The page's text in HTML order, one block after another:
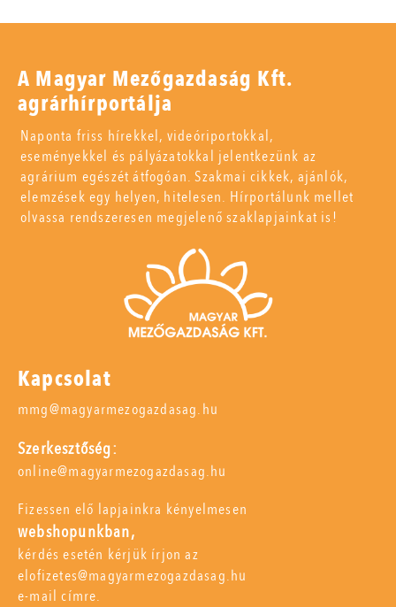
A Magyar Mezőgazdaság Kft.
agrárhírportálja
Naponta friss hírekkel, videóriportokkal,
eseményekkel és pályázatokkal jelentkezünk az
agrárium egészét átfogóan. Szakmai cikkek, ajánlók,
elemzések egy helyen, hitelesen. Hírportálunk mellet
olvassa rendszeresen megjelenő szaklapjainkat is!
Kapcsolat
mmg@magyarmezogazdasag.hu
Szerkesztőség:
online@magyarmezogazdasag.hu
Fizessen elő lapjainkra kényelmesen
webshopunkban,
kérdés esetén kérjük írjon az
elofizetes@magyarmezogazdasag.hu
e-mail címre.